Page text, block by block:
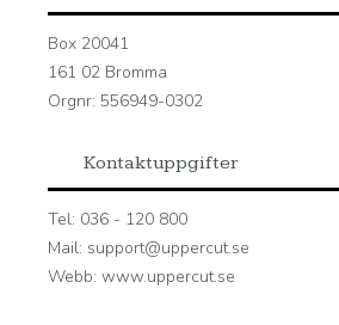
Box 20041
161 02 Bromma
Orgnr: 556949-0302
Kontaktuppgifter
Tel: 036 - 120 800
Mail: support@uppercut.se
Webb: www.uppercut.se